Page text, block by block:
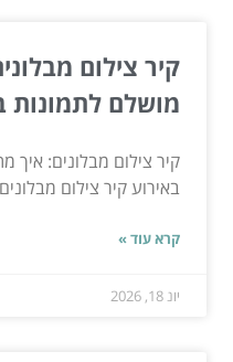
קיר צילום
מושלם לתמונות
קיר צילום מבלונים: איך
באירוע קיר צילום
קרא עוד »
יונ 18, 2026